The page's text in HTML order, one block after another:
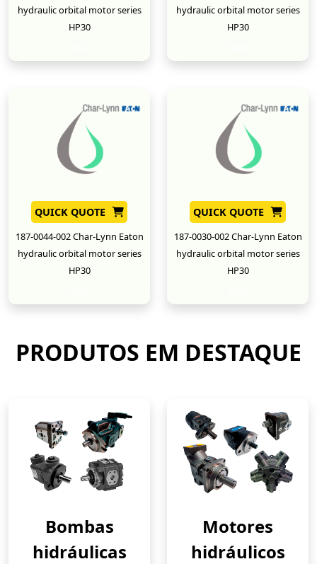
hydraulic orbital motor series
HP30
hydraulic orbital motor series
HP30
QUICK QUOTE
187-0044-002 Char-Lynn Eaton
hydraulic orbital motor series
HP30
QUICK QUOTE
187-0030-002 Char-Lynn Eaton
hydraulic orbital motor series
HP30
PRODUTOS EM DESTAQUE
Bombas
hidráulicas
Motores
hidráulicos